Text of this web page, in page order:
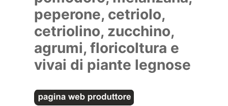
peperone, cetriolo,
cetriolino, zucchino,
agrumi, floricoltura e
vivai di piante legnose